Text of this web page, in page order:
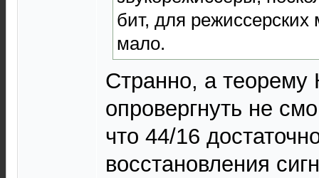
бит, для
мало.
Странно, а теорему
опровергнуть не
что 44/16
восстановления